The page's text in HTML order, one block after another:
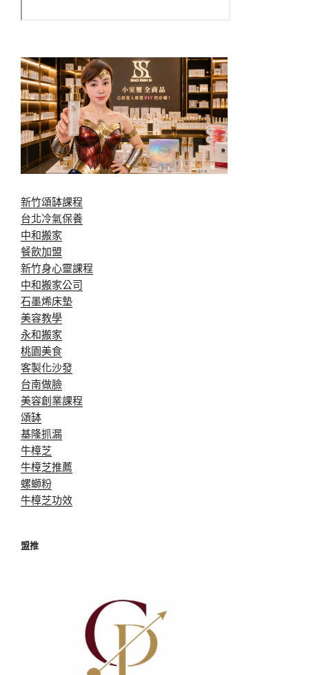
新竹頌缽課程
台北冷氣保養
中和搬家
餐飲加盟
新竹身心靈課程
中和搬家公司
石墨烯床墊
美容教學
永和搬家
桃園美食
客製化沙發
台南做臉
美容創業課程
頌缽
基隆抓漏
牛樟芝
牛樟芝推薦
螺螄粉
牛樟芝功效
盟推